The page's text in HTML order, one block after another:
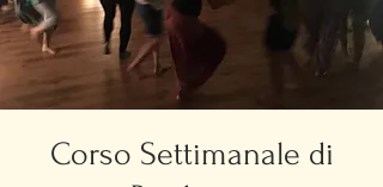
Corso Settimanale di